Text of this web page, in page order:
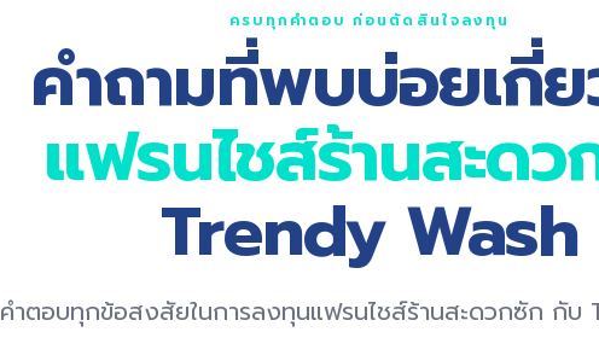
ครบทุกคำตอบ ก่อนตัดสินใจลงทุน
คำถามที่พบบ่อยเกี่
แฟรนไชส์ร้านสะด
Trendy Wash
คำตอบทุกข้อสงสัยในการลงทุนแฟรนไชส์ร้านสะดวกซัก กับ